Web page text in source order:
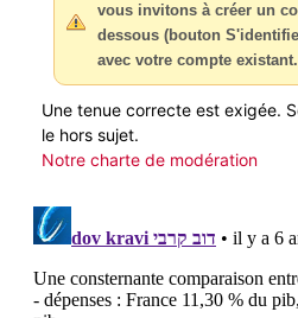
vous invitons à créer un
dessous (bouton
avec votre compte existant.
Une tenue correcte est exigée.
le hors sujet.
Notre charte de modération